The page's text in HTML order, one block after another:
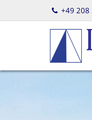
+49 208